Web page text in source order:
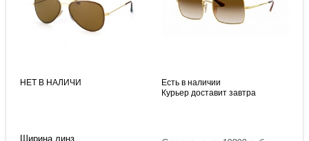
НЕТ В НАЛИЧИ
Ширина линз
Есть в наличии
Курьер доставит завтра